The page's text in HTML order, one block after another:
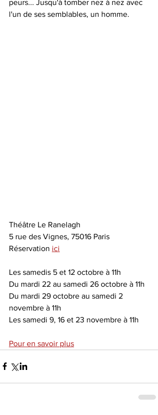
peurs... Jusqu'à tomber nez à nez avec
l'un de ses semblables, un homme.
Théâtre Le Ranelagh
5 rue des Vignes, 75016 Paris
Réservation ici
Les samedis 5 et 12 octobre à 11h
Du mardi 22 au samedi 26 octobre à 11h
Du mardi 29 octobre au samedi 2
novembre à 11h
Les samedi 9, 16 et 23 novembre à 11h
Pour en savoir plus